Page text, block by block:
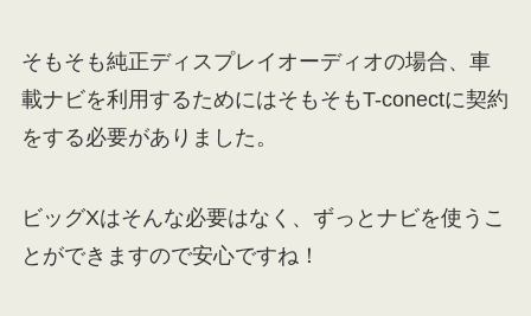
そもそも純正ディスプレイオーディオの場合、車
載ナビを利用するためにはそもそもT-conectに契約
をする必要がありました。
ビッグXはそんな必要はなく、ずっとナビを使うこ
とができますので安心ですね！